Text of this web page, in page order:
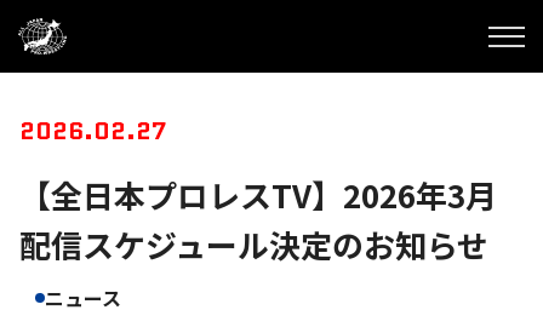
2026.02.27
【全日本プロレスTV】2026年3月
配信スケジュール決定のお知らせ
ニュース